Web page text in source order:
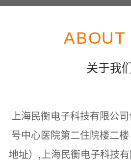
ABOUT
关于我们
上海民衡电子科技有限公
号中心医院第二住院楼二
地址）,上海民衡电子科技